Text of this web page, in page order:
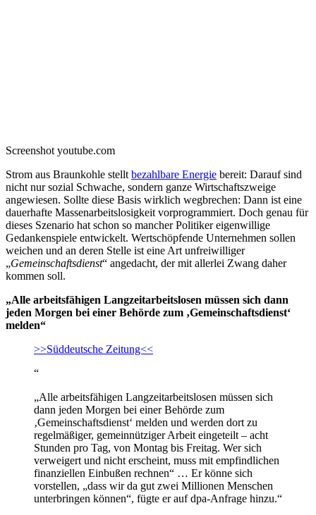
Screenshot youtube.com
Strom aus Braunkohle stellt bezahlbare Energie bereit: Darauf sind
nicht nur sozial Schwache, sondern ganze Wirtschaftszweige
angewiesen. Sollte diese Basis wirklich wegbrechen: Dann ist eine
dauerhafte Massenarbeitslosigkeit vorprogrammiert. Doch genau für
dieses Szenario hat schon so mancher Politiker eigenwillige
Gedankenspiele entwickelt. Wertschöpfende Unternehmen sollen
weichen und an deren Stelle ist eine Art unfreiwilliger
„Gemeinschaftsdienst“ angedacht, der mit allerlei Zwang daher
kommen soll.
„Alle arbeitsfähigen Langzeitarbeitslosen müssen sich dann
jeden Morgen bei einer Behörde zum ‚Gemeinschaftsdienst‘
melden“
>>Süddeutsche Zeitung<<
“
„Alle arbeitsfähigen Langzeitarbeitslosen müssen sich
dann jeden Morgen bei einer Behörde zum
‚Gemeinschaftsdienst‘ melden und werden dort zu
regelmäßiger, gemeinnütziger Arbeit eingeteilt – acht
Stunden pro Tag, von Montag bis Freitag. Wer sich
verweigert und nicht erscheint, muss mit empfindlichen
finanziellen Einbußen rechnen“ … Er könne sich
vorstellen, „dass wir da gut zwei Millionen Menschen
unterbringen können“, fügte er auf dpa-Anfrage hinzu.“